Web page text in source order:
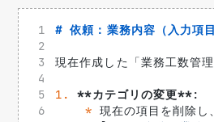
# 依頼：業務内容（入力項
現在作成した「業務工数管
1. **カテゴリの変更**:
* 現在の項目を削除